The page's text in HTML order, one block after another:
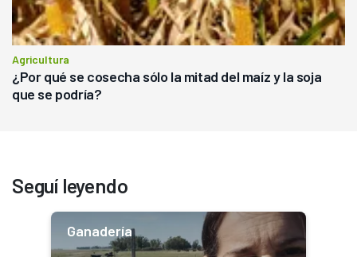
Agricultura
¿Por qué se cosecha sólo la mitad del maíz y la soja
que se podría?
Seguí leyendo
Ganadería